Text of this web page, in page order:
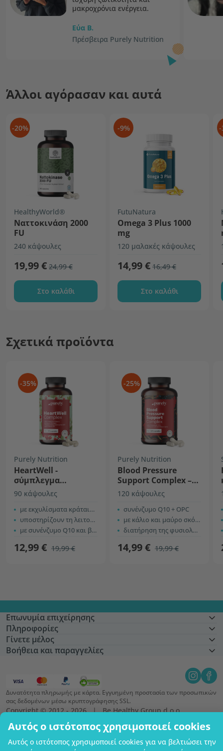
Αυτός ο ιστότοπος χρησιμοποιεί cookies
Αυτός ο ιστότοπος χρησιμοποιεί cookies για να βελτιώσει την
μακροχρόνια ενέργεια.
Εύα Β.
Πρέσβειρα Purely Nutrition
Άλλοι αγόρασαν και αυτά
-20%
HealthyWorld®
Ναττοκινάση 2000
FU
240 κάψουλες
19,99 € 24,99 €
Στο καλάθι
-9%
FutuNatura
Omega 3 Plus 1000
mg
120 μαλακές κάψουλες
14,99 € 16,49 €
Στο καλάθι
-
Σχετικά προϊόντα
-35%
Purely Nutrition
HeartWell -
σύμπλεγμα
φυσικών
εκχυλισμάτων
90 κάψουλες
με εκχυλίσματα κράταιγου και arjuna
υποστηρίζουν τη λειτουργία της καρδιάς
με συνένζυμο Q10 και βιταμίνη Β1
12,99 € 19,99 €
-25%
Purely Nutrition
Blood Pressure
Support Complex –
σύμπλεγμα για τη
ρύθμιση της
αρτηριακής πίεσης
120 κάψουλες
συνένζυμο Q10 + OPC
με κάλιο και μαύρο σκόρδο
διατήρηση της φυσιολογικής πίεσης του αίματος
14,99 € 19,99 €
Επωνυμία επιχείρησης
Πληροφορίες
Γίνετε μέλος
Βοήθεια και παραγγελίες
Δυνατότητα πληρωμής με κάρτα. Εγγυημένη προστασία των προσωπικών
σας δεδομένων μέσω κρυπτογράφησης SSL.
Copyright © 2012 - 2026   |   Be Healthy Group d.o.o.
Χάρτης ιστότοπου Χρήση των cookies Ρυθμίσεις cookies